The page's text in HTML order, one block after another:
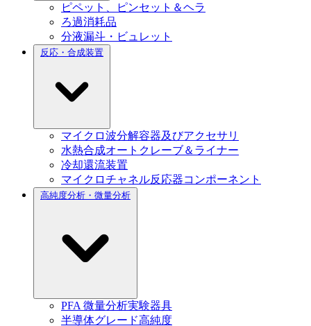
ピペット、ピンセット＆ヘラ
ろ過消耗品
分液漏斗・ビュレット
反応・合成装置
マイクロ波分解容器及びアクセサリ
水熱合成オートクレーブ＆ライナー
冷却還流装置
マイクロチャネル反応器コンポーネント
高純度分析・微量分析
PFA 微量分析実験器具
半導体グレード高純度